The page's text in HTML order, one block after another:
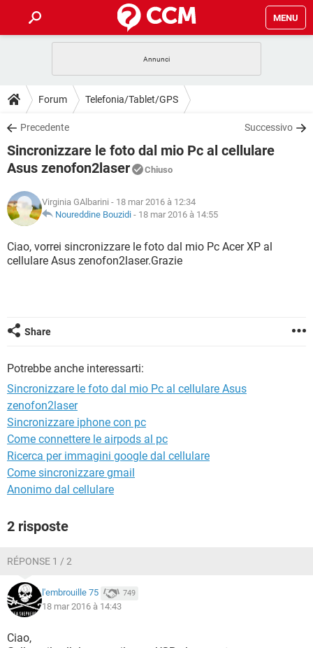
MENU
INTRATTENIMENTO ANDROID
iOS
INSTAGRAM WHATSAPP
TIKTOK FACEBOOK
HARDWARE
GUIDE
COVID-19 GAMING
iOS
TIKTOK FACEBOOK
DOWNLOAD
COVID-19 GAMING
INTRATTENIMENTO ANDROID
iOS WINDOWS 10
INSTAGRAM
TIKTOK FACEBOOK
FORUM
INTRATTENIMENTO ANDROID
INSTAGRAM WHATSAPP
GLOSSARIO
COVID-19
INTRATTENIMENTO ANDROID
Forum Telefonia/Tablet/GPS
Precedente Successivo
Sincronizzare le foto dal mio Pc al cellulare
Asus zenofon2laser
Chiuso
Virginia GAlbarini - 18 mar 2016 à 12:34
Noureddine Bouzidi - 18 mar 2016 à 14:55
Ciao, vorrei sincronizzare le foto dal mio Pc Acer XP al
cellulare Asus zenofon2laser.Grazie
Share
Potrebbe anche interessarti:
Sincronizzare le foto dal mio Pc al cellulare Asus
zenofon2laser
Sincronizzare iphone con pc
Come connettere le airpods al pc
Ricerca per immagini google dal cellulare
Come sincronizzare gmail
Anonimo dal cellulare
2 risposte
RÉPONSE 1 / 2
l'embrouille 75 749
18 mar 2016 à 14:43
Ciao,